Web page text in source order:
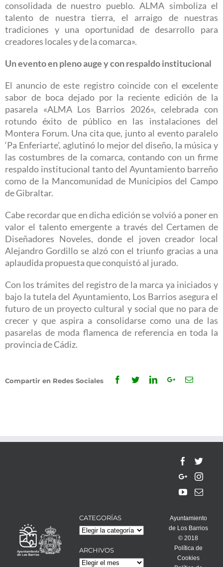
consolidada de nuestro pueblo. ALMA simboliza el
talento de nuestra tierra, el arraigo de nuestras
tradiciones y una oportunidad de desarrollo para
creadores locales y de la comarca».
Un evento en pleno auge y con respaldo institucional
El anuncio de este registro coincide con el excelente
sabor de boca dejado por la reciente edición de la
pasarela «ALMA Los Barrios 2026», celebrada con
rotundo éxito de público en las instalaciones del
Montera Forum. Una cita que, junto al evento paralelo
‘Pa Enferiarte’, aglutinó lo mejor del diseño, la música y
las costumbres de la comarca, contando con un firme
respaldo institucional tanto del Ayuntamiento barreño
como de la Mancomunidad de Municipios del Campo
de Gibraltar.
Cabe recordar que en dicha edición se volvió a poner en
valor el talento emergente a través del Certamen de
Diseñadores Noveles, donde el joven creador local
Alejandro Gordillo se alzó con el triunfo gracias a una
aplaudida propuesta que conquistó al jurado.
Con los trámites del registro de la marca ya iniciados y
bajo la tutela del Ayuntamiento, Los Barrios asegura el
futuro de un proyecto cultural y social que no para de
crecer y que aspira a consolidarse como una de las
pasarelas de moda flamenca de referencia en toda la
provincia de Cádiz.
Compartir en Redes Sociales Facebook
TwitterLinkedinGoogle+Email
CATEGORÍAS
Categorías
ARCHIVOS
Archivos
Ayuntamiento
de Los Barrios
© 2018
Política de
Cookies